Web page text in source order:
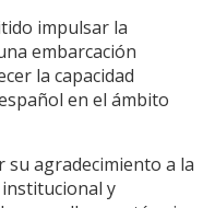
impulsar la
embarcación
la capacidad
en el ámbito
su agradecimiento a la
y
Siempre activas
para recopilar
nuestros servicios.
aceptación de la
tiene la posibilidad
disco duro, aunque
podrá ocasionar
web.